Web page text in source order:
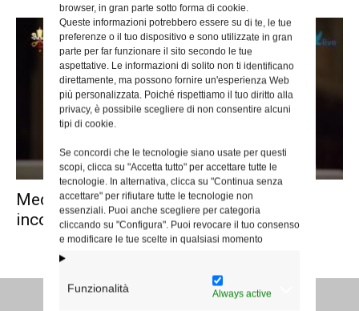
browser, in gran parte sotto forma di cookie.
Queste informazioni potrebbero essere su di te, le tue
preferenze o il tuo dispositivo e sono utilizzate in gran
parte per far funzionare il sito secondo le tue
aspettative. Le informazioni di solito non ti identificano
direttamente, ma possono fornire un'esperienza Web
più personalizzata. Poiché rispettiamo il tuo diritto alla
privacy, è possibile scegliere di non consentire alcuni
tipi di cookie.
Se concordi che le tecnologie siano usate per questi
scopi, clicca su "Accetta tutto" per accettare tutte le
tecnologie. In alternativa, clicca su "Continua senza
accettare" per rifiutare tutte le tecnologie non
essenziali. Puoi anche scegliere per categoria
cliccando su "Configura". Puoi revocare il tuo consenso
e modificare le tue scelte in qualsiasi momento
Funzionalità Always active
Meditazione in occasione del quarto
incontro quaresimale ’23